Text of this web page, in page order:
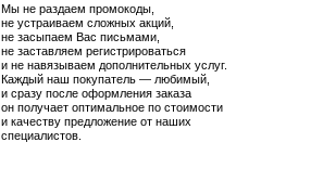
Мы не раздаем промокоды,
не устраиваем сложных акций,
не засыпаем Вас письмами,
не заставляем регистрироваться
и не навязываем дополнительных услуг.
Каждый наш покупатель — любимый,
и сразу после оформления заказа
он получает оптимальное по стоимости
и качеству предложение от наших
специалистов.